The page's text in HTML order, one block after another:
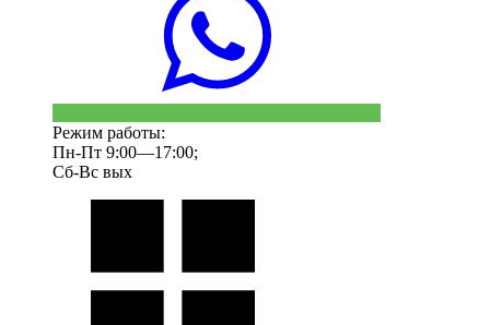
Режим работы:
Пн-Пт 9:00—17:00;
Сб-Вс вых